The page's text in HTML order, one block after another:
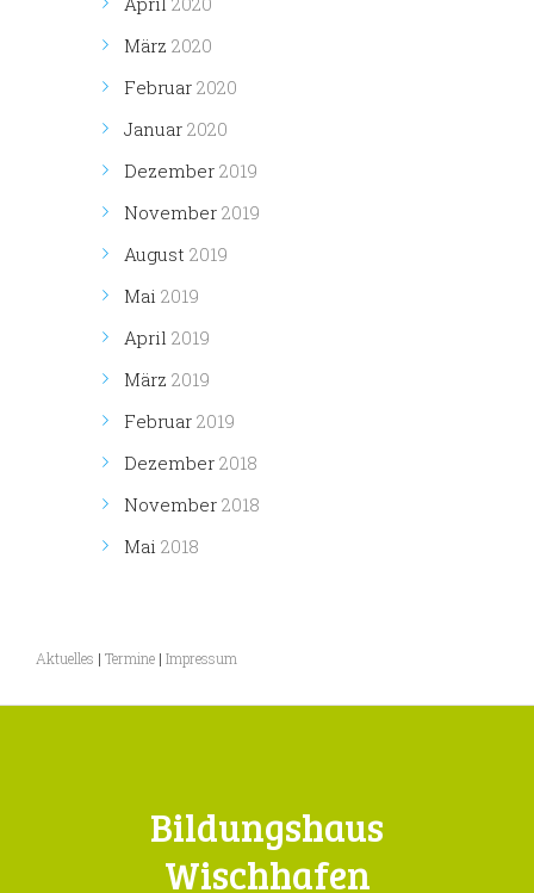
März 2020
Februar 2020
Januar 2020
Dezember 2019
November 2019
August 2019
Mai 2019
April 2019
März 2019
Februar 2019
Dezember 2018
November 2018
Mai 2018
Aktuelles | Termine | Impressum
Bildungshaus
Wischhafen